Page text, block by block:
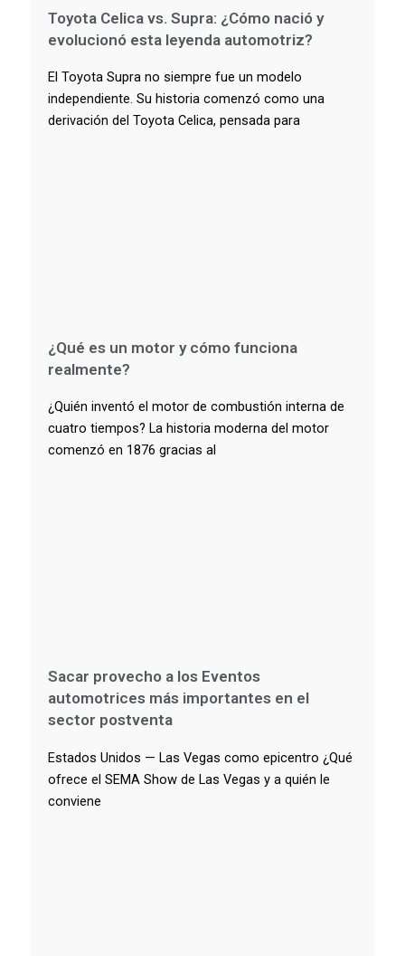
Toyota Celica vs. Supra: ¿Cómo nació y
evolucionó esta leyenda automotriz?
El Toyota Supra no siempre fue un modelo
independiente. Su historia comenzó como una
derivación del Toyota Celica, pensada para
¿Qué es un motor y cómo funciona
realmente?
¿Quién inventó el motor de combustión interna de
cuatro tiempos? La historia moderna del motor
comenzó en 1876 gracias al
Sacar provecho a los Eventos
automotrices más importantes en el
sector postventa
Estados Unidos — Las Vegas como epicentro ¿Qué
ofrece el SEMA Show de Las Vegas y a quién le
conviene